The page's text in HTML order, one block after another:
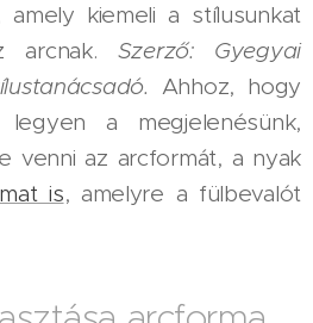
kiemeli a stílusunkat
arcnak. Szerző: Gyegyai
Ahhoz, hogy
legyen a megjelenésünk,
venni az arcformát, a nyak
is, amelyre a fülbevalót